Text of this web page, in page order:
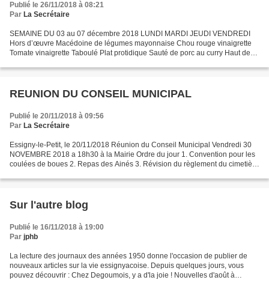
Publié le 26/11/2018 à 08:21
Par La Secrétaire
SEMAINE DU 03 au 07 décembre 2018 LUNDI MARDI JEUDI VENDREDI
Hors d’œuvre Macédoine de légumes mayonnaise Chou rouge vinaigrette
Tomate vinaigrette Taboulé Plat protidique Sauté de porc au curry Haut de
REUNION DU CONSEIL MUNICIPAL
Publié le 20/11/2018 à 09:56
Par La Secrétaire
Essigny-le-Petit, le 20/11/2018 Réunion du Conseil Municipal Vendredi 30
NOVEMBRE 2018 a 18h30 à la Mairie Ordre du jour 1. Convention pour les
coulées de boues 2. Repas des Ainés 3. Révision du règlement du cimetière
Sur l'autre blog
Publié le 16/11/2018 à 19:00
Par jphb
La lecture des journaux des années 1950 donne l'occasion de publier de
nouveaux articles sur la vie essignyacoise. Depuis quelques jours, vous
pouvez découvrir : Chez Degoumois, y a d'la joie ! Nouvelles d'août à